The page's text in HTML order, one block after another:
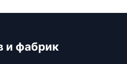
и фабрик